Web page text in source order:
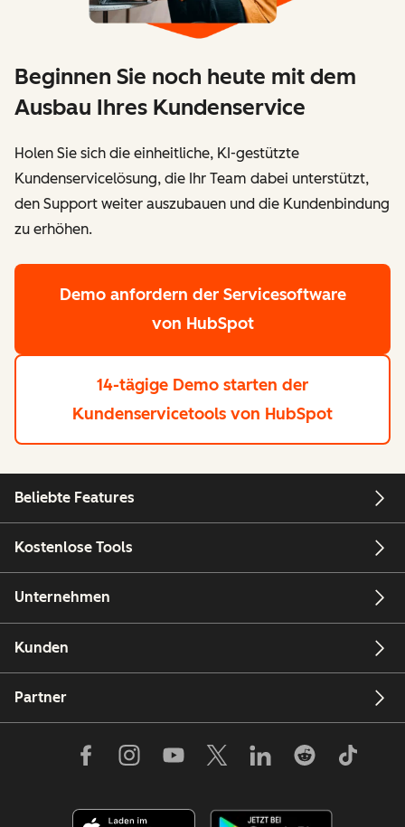
Beginnen Sie noch heute mit dem
Ausbau Ihres Kundenservice
Holen Sie sich die einheitliche, KI-gestützte
Kundenservicelösung, die Ihr Team dabei unterstützt,
den Support weiter auszubauen und die Kundenbindung
zu erhöhen.
Demo anfordern der Servicesoftware
von HubSpot
14-tägige Demo starten der
Kundenservicetools von HubSpot
Beliebte Features
Kostenlose Tools
Unternehmen
Kunden
Partner